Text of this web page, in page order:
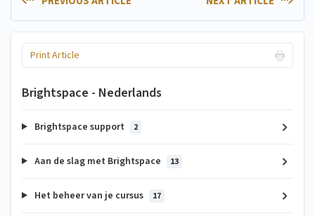
Print Article
Brightspace - Nederlands
Brightspace support 2
Aan de slag met Brightspace 13
Het beheer van je cursus 17